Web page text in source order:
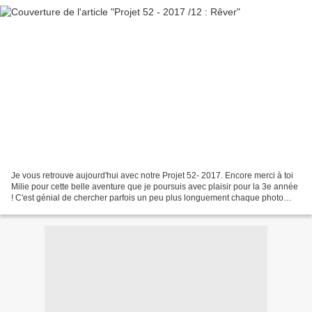
Je vous retrouve aujourd'hui avec notre Projet 52- 2017. Encore merci à toi
Milie pour cette belle aventure que je poursuis avec plaisir pour la 3e année
! C'est génial de chercher parfois un peu plus longuement chaque photo